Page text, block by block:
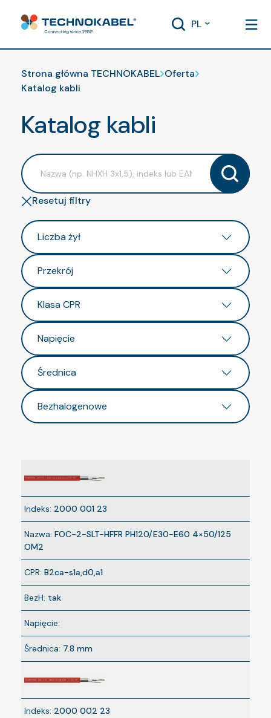
PL
Strona główna TECHNOKABEL Oferta
Katalog kabli
Katalog kabli
Resetuj filtry
Liczba żył
Przekrój
Klasa CPR
Napięcie
Średnica
Bezhalogenowe
Indeks: 2000 001 23
Nazwa: FOC-2-SLT-HFFR PH120/E30-E60 4×50/125
OM2
CPR: B2ca-s1a,d0,a1
BezH: tak
Napięcie:
Średnica: 7.8 mm
Indeks: 2000 002 23